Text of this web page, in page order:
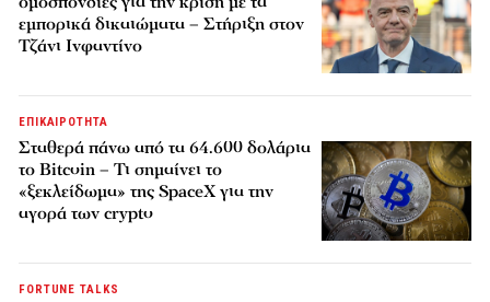
εμπορικά δικαιώματα – Στήριξη στον
Τζάνι Ινφαντίνο
ΕΠΙΚΑΙΡΟΤΗΤΑ
Σταθερά πάνω από τα 64.600 δολάρια
το Bitcoin – Τι σημαίνει το
«ξεκλείδωμα» της SpaceX για την
αγορά των crypto
FORTUNE TALKS